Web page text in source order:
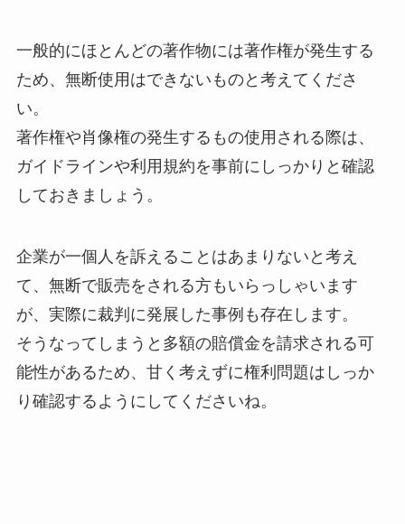
一般的にほとんどの著作物には著作権が発生する
ため、無断使用はできないものと考えてくださ
い。
著作権や肖像権の発生するもの使用される際は、
ガイドラインや利用規約を事前にしっかりと確認
しておきましょう。
企業が一個人を訴えることはあまりないと考え
て、無断で販売をされる方もいらっしゃいます
が、実際に裁判に発展した事例も存在します。
そうなってしまうと多額の賠償金を請求される可
能性があるため、甘く考えずに権利問題はしっか
り確認するようにしてくださいね。